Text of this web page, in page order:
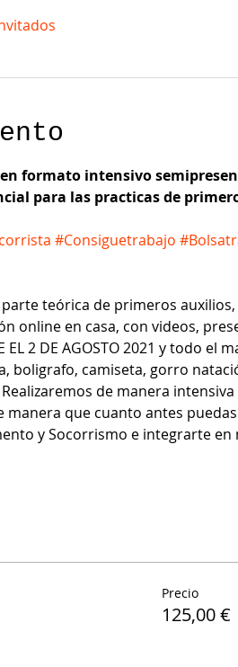
formato intensivo
para las practicas de
#Consiguetrabajo
parte teórica de primeros
online en casa, con videos,
EL 2 DE AGOSTO 2021 y todo
boligrafo, camiseta, gorro
Realizaremos de manera
manera que cuanto antes
y Socorrismo e integrarte
Precio
125,00 €